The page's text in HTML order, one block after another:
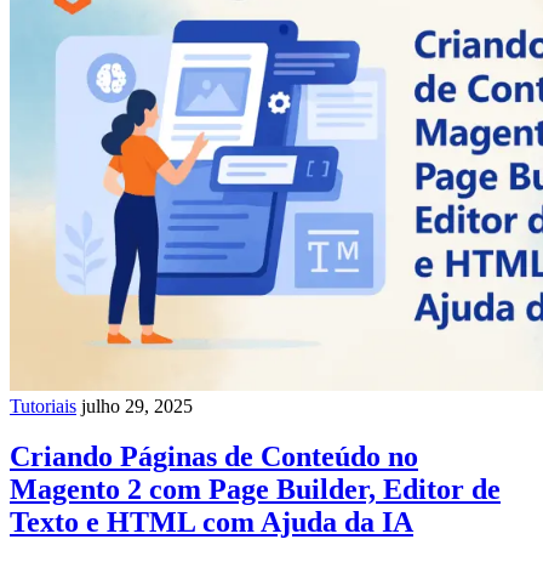
Tutoriais julho 29, 2025
Criando Páginas de Conteúdo no
Magento 2 com Page Builder, Editor de
Texto e HTML com Ajuda da IA